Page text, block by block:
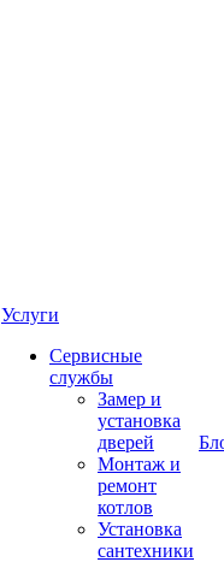
Услуги
Сервисные
службы
Замер и
установка
дверей
Монтаж и
ремонт
котлов
Установка
сантехники